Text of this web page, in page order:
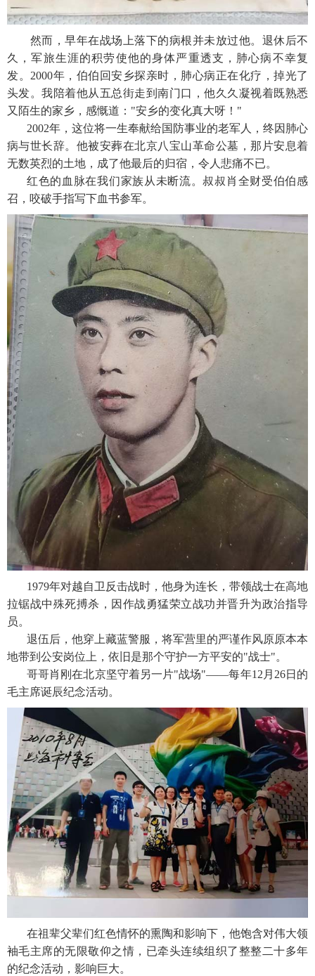
然而，早年在战场上落下的病根并未放过他。退休后不
久，军旅生涯的积劳使他的身体严重透支，肺心病不幸复
发。2000年，伯伯回安乡探亲时，肺心病正在化疗，掉光了
头发。我陪着他从五总街走到南门口，他久久凝视着既熟悉
又陌生的家乡，感慨道："安乡的变化真大呀！"
2002年，这位将一生奉献给国防事业的老军人，终因肺心
病与世长辞。他被安葬在北京八宝山革命公墓，那片安息着
无数英烈的土地，成了他最后的归宿，令人悲痛不已。
红色的血脉在我们家族从未断流。叔叔肖全财受伯伯感
召，咬破手指写下血书参军。
1979年对越自卫反击战时，他身为连长，带领战士在高地
拉锯战中殊死搏杀，因作战勇猛荣立战功并晋升为政治指导
员。
退伍后，他穿上藏蓝警服，将军营里的严谨作风原原本本
地带到公安岗位上，依旧是那个守护一方平安的"战士"。
哥哥肖刚在北京坚守着另一片"战场"——每年12月26日的
毛主席诞辰纪念活动。
在祖辈父辈们红色情怀的熏陶和影响下，他饱含对伟大领
袖毛主席的无限敬仰之情，已牵头连续组织了整整二十多年
的纪念活动，影响巨大。